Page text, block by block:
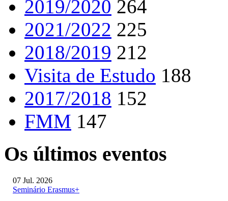
2019/2020 264
2021/2022 225
2018/2019 212
Visita de Estudo 188
2017/2018 152
FMM 147
Os últimos eventos
07 Jul. 2026
Seminário Erasmus+